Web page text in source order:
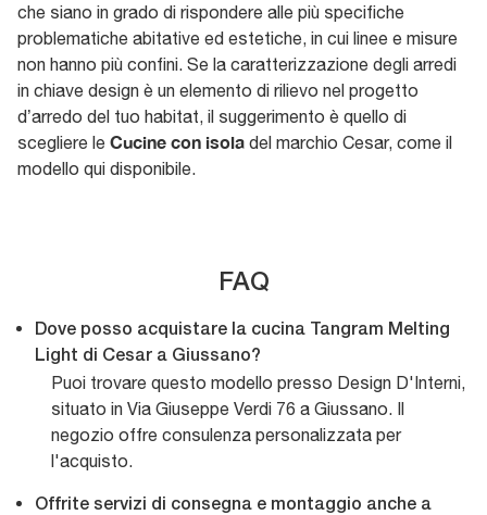
che siano in grado di rispondere alle più specifiche
problematiche abitative ed estetiche, in cui linee e misure
non hanno più confini. Se la caratterizzazione degli arredi
in chiave design è un elemento di rilievo nel progetto
d’arredo del tuo habitat, il suggerimento è quello di
scegliere le Cucine con isola del marchio Cesar, come il
modello qui disponibile.
FAQ
Dove posso acquistare la cucina Tangram Melting
Light di Cesar a Giussano?
Puoi trovare questo modello presso Design D'Interni,
situato in Via Giuseppe Verdi 76 a Giussano. Il
negozio offre consulenza personalizzata per
l'acquisto.
Offrite servizi di consegna e montaggio anche a